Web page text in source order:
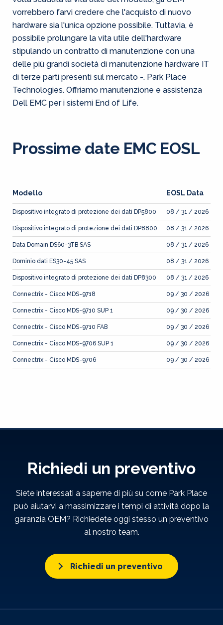
vorrebbero farvi credere che l'acquisto di nuovo
hardware sia l'unica opzione possibile. Tuttavia, è
possibile prolungare la vita utile dell'hardware
stipulando un contratto di manutenzione con una
delle più grandi società di manutenzione hardware IT
di terze parti presenti sul mercato -. Park Place
Technologies. Offriamo manutenzione e assistenza
Dell EMC per i sistemi End of Life.
Prossime date EMC EOSL
Modello EOSL Data
Dispositivo integrato di protezione dei dati DP5800 08 / 31 / 2026
Dispositivo integrato di protezione dei dati DP8800 08 / 31 / 2026
Data Domain DS60-3TB SAS 08 / 31 / 2026
Dominio dati ES30-45 SAS 08 / 31 / 2026
Dispositivo integrato di protezione dei dati DP8300 08 / 31 / 2026
Connectrix - Cisco MDS-9718 09 / 30 / 2026
Connectrix - Cisco MDS-9710 SUP 1 09 / 30 / 2026
Connectrix - Cisco MDS-9710 FAB 09 / 30 / 2026
Connectrix - Cisco MDS-9706 SUP 1 09 / 30 / 2026
Connectrix - Cisco MDS-9706 09 / 30 / 2026
Richiedi un preventivo
Siete interessati a saperne di più su come Park Place
può aiutarvi a massimizzare i tempi di attività dopo la
garanzia OEM? Richiedete oggi stesso un preventivo
al nostro team.
Richiedi un preventivo